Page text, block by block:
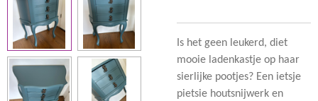
Is het geen leukerd, diet
mooie ladenkastje op haar
sierlijke pootjes? Een ietsje
pietsie houtsnijwerk en